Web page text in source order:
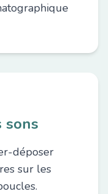
sons
déposer
sur les